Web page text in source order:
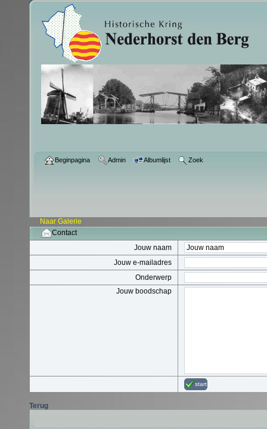
Beginpagina Admin Albumlijst Zoek
Naar Galerie
Contact
Jouw naam
Jouw e-mailadres
Onderwerp
Jouw boodschap
start
Terug